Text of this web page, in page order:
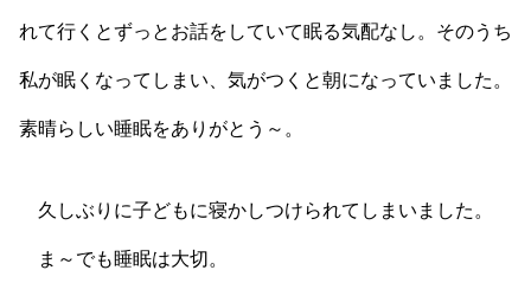
れて行くとずっとお話をしていて眠る気配なし。そのうち
私が眠くなってしまい、気がつくと朝になっていました。
素晴らしい睡眠をありがとう～。
久しぶりに子どもに寝かしつけられてしまいました。
ま～でも睡眠は大切。